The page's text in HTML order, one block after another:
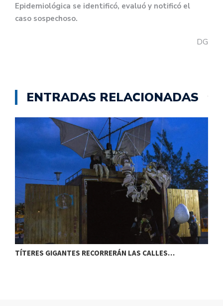
Epidemiológica se identificó, evaluó y notificó el
caso sospechoso.
DG
ENTRADAS RELACIONADAS
TÍTERES GIGANTES RECORRERÁN LAS CALLES…